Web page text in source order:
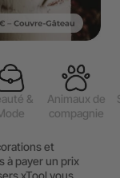
&
Animaux de
compagnie
et
à payer un prix
xTool vous